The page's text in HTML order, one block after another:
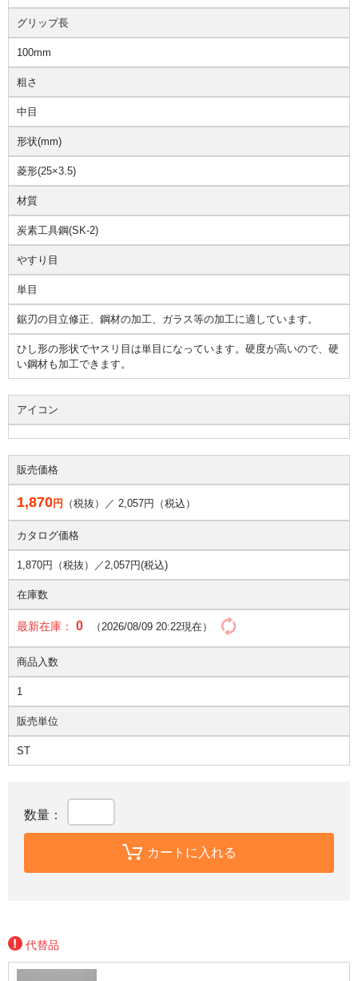
グリップ長
100mm
粗さ
中目
形状(mm)
菱形(25×3.5)
材質
炭素工具鋼(SK-2)
やすり目
単目
鋸刃の目立修正、鋼材の加工、ガラス等の加工に適しています。
ひし形の形状でヤスリ目は単目になっています。硬度が高いので、硬
い鋼材も加工できます。
アイコン
販売価格
1,870円 （税抜）／ 2,057円（税込）
カタログ価格
1,870円（税抜）／2,057円(税込)
在庫数
最新在庫： 0 （2026/08/09 20:22現在）
商品入数
1
販売単位
ST
数量：
カートに入れる
代替品